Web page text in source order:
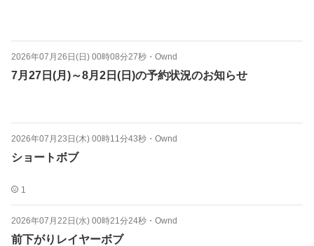
2026年07月26日(日) 00時08分27秒 ・ Ownd
7月27日(月)～8月2日(日)の予約状況のお知らせ
2026年07月23日(木) 00時11分43秒 ・ Ownd
ショートボブ
1
2026年07月22日(水) 00時21分24秒 ・ Ownd
前下がりレイヤーボブ